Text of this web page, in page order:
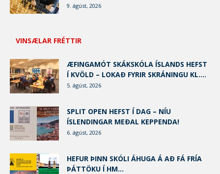
9. ágúst, 2026
VINSÆLAR FRÉTTIR
ÆFINGAMÓT SKÁKSKÓLA ÍSLANDS HEFST
Í KVÖLD – LOKAÐ FYRIR SKRÁNINGU KL....
5. ágúst, 2026
SPLIT OPEN HEFST Í DAG – NÍU
ÍSLENDINGAR MEÐAL KEPPENDA!
6. ágúst, 2026
HEFUR ÞINN SKÓLI ÁHUGA Á AÐ FÁ FRÍA
ÞÁTTÖKU Í HM...